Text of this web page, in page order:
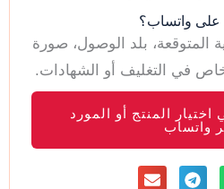
على واتساب؟
المتوقعة، بلد الوصول، صورة
في التغليف أو الشهادات.
المنتج أو المورد
واتساب